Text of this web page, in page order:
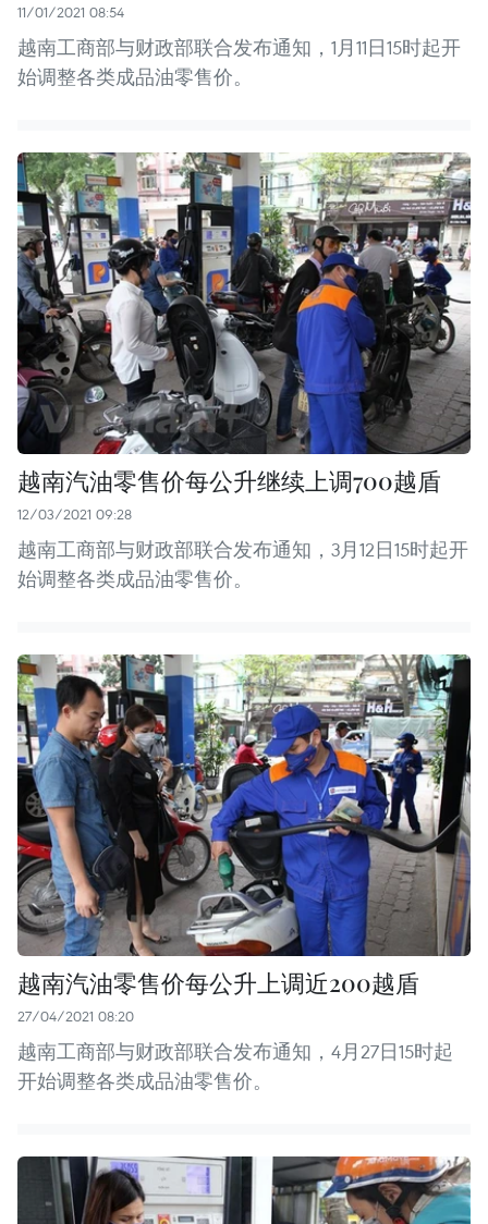
11/01/2021 08:54
越南工商部与财政部联合发布通知，1月11日15时起开
始调整各类成品油零售价。
越南汽油零售价每公升继续上调700越盾
12/03/2021 09:28
越南工商部与财政部联合发布通知，3月12日15时起开
始调整各类成品油零售价。
越南汽油零售价每公升上调近200越盾
27/04/2021 08:20
越南工商部与财政部联合发布通知，4月27日15时起
开始调整各类成品油零售价。